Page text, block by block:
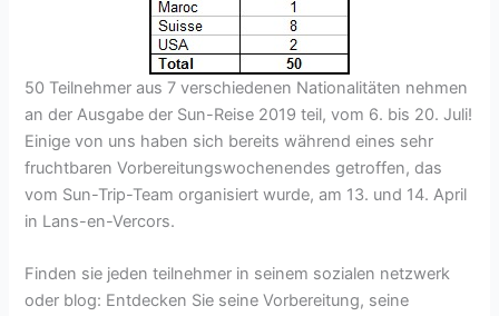
50 Teilnehmer aus 7 verschiedenen Nationalitäten nehmen
an der Ausgabe der Sun-Reise 2019 teil, vom 6. bis 20. Juli!
Einige von uns haben sich bereits während eines sehr
fruchtbaren Vorbereitungswochenendes getroffen, das
vom Sun-Trip-Team organisiert wurde, am 13. und 14. April
in Lans-en-Vercors.
Finden sie jeden teilnehmer in seinem sozialen netzwerk
oder blog: Entdecken Sie seine Vorbereitung, seine